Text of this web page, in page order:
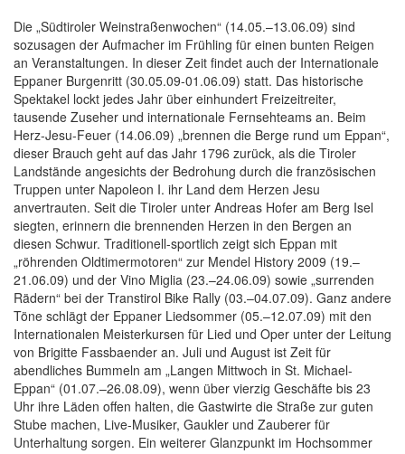
Die „Südtiroler Weinstraßenwochen“ (14.05.–13.06.09) sind
sozusagen der Aufmacher im Frühling für einen bunten Reigen
an Veranstaltungen. In dieser Zeit findet auch der Internationale
Eppaner Burgenritt (30.05.09-01.06.09) statt. Das historische
Spektakel lockt jedes Jahr über einhundert Freizeitreiter,
tausende Zuseher und internationale Fernsehteams an. Beim
Herz-Jesu-Feuer (14.06.09) „brennen die Berge rund um Eppan“,
dieser Brauch geht auf das Jahr 1796 zurück, als die Tiroler
Landstände angesichts der Bedrohung durch die französischen
Truppen unter Napoleon I. ihr Land dem Herzen Jesu
anvertrauten. Seit die Tiroler unter Andreas Hofer am Berg Isel
siegten, erinnern die brennenden Herzen in den Bergen an
diesen Schwur. Traditionell-sportlich zeigt sich Eppan mit
„röhrenden Oldtimermotoren“ zur Mendel History 2009 (19.–
21.06.09) und der Vino Miglia (23.–24.06.09) sowie „surrenden
Rädern“ bei der Transtirol Bike Rally (03.–04.07.09). Ganz andere
Töne schlägt der Eppaner Liedsommer (05.–12.07.09) mit den
Internationalen Meisterkursen für Lied und Oper unter der Leitung
von Brigitte Fassbaender an. Juli und August ist Zeit für
abendliches Bummeln am „Langen Mittwoch in St. Michael-
Eppan“ (01.07.–26.08.09), wenn über vierzig Geschäfte bis 23
Uhr ihre Läden offen halten, die Gastwirte die Straße zur guten
Stube machen, Live-Musiker, Gaukler und Zauberer für
Unterhaltung sorgen. Ein weiterer Glanzpunkt im Hochsommer